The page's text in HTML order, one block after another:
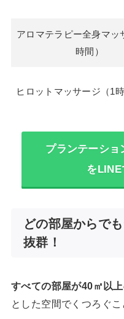
アロマテラピー全身マッ
時間）
ヒロットマッサージ（1時
プランテーシ
をLINE
どの部屋からで
抜群！
すべての部屋が40㎡以
とした空間でくつろぐこ